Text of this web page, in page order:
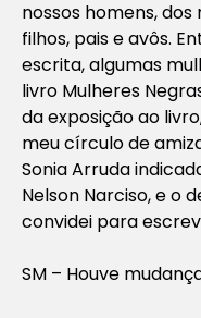
nossos homens,
filhos, pais e avôs.
escrita, algumas
livro Mulheres
da exposição ao
meu círculo de
Sonia Arruda
Nelson Narciso, e o
convidei para
SM – Houve